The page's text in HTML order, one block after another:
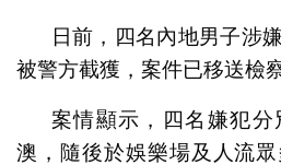
日前，四名內地男子涉
被警方截獲，案件已移送檢
案情顯示，四名嫌犯
澳，隨後於娛樂場及人流